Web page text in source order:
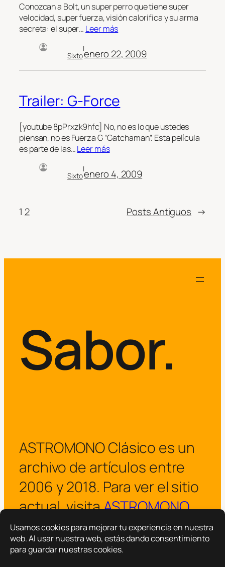
Conozcan a Bolt, un super perro que tiene super
velocidad, super fuerza, visión calorífica y su arma
secreta: el super… Leer más
Sixto
|enero 22, 2009
Trailer: G-Force
[youtube 8pPrxzk9hfc] No, no es lo que ustedes
piensan, no es Fuerza G “Gatchaman”. Esta película
es parte de las…Leer más
Sixto
|enero 4, 2009
1 2 Posts Antiguos →
Sabor.
ASTROMONO Clásico es un
archivo de artículos entre
2006 y 2018. Para ver el sitio
actual, visitaASTROMONO.
¡Visitar ASTROMONO ya!